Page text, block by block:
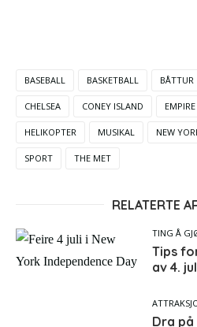
BASEBALL BASKETBALL BÅTTUR
CHELSEA CONEY ISLAND
HELIKOPTER MUSIKAL NEW
SPORT THE MET
RELATERTE
TING Å
Tips
av 4.
Dra